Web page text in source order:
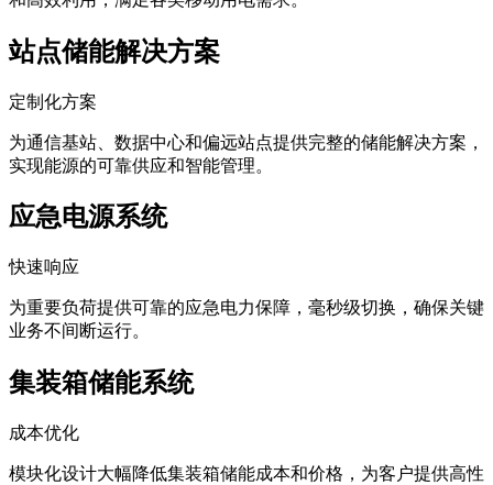
站点储能解决方案
定制化方案
为通信基站、数据中心和偏远站点提供完整的储能解决方案，
实现能源的可靠供应和智能管理。
应急电源系统
快速响应
为重要负荷提供可靠的应急电力保障，毫秒级切换，确保关键
业务不间断运行。
集装箱储能系统
成本优化
模块化设计大幅降低集装箱储能成本和价格，为客户提供高性